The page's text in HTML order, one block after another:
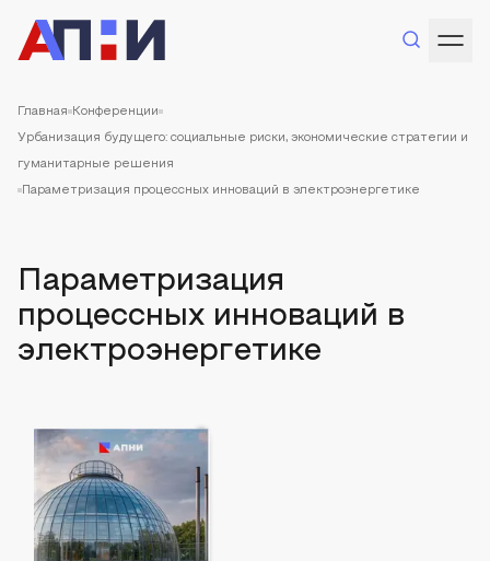
Главная Конференции
Урбанизация будущего: социальные риски, экономические стратегии и
гуманитарные решения
Параметризация процессных инноваций в электроэнергетике
Параметризация
процессных инноваций в
электроэнергетике